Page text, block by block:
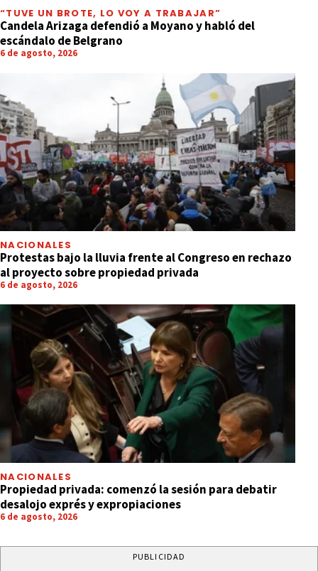
“TUVE UN BROTE, LO VOY A TRABAJAR”
Candela Arizaga defendió a Moyano y habló del
escándalo de Belgrano
6 de agosto, 2026
NACIONALES
Protestas bajo la lluvia frente al Congreso en rechazo
al proyecto sobre propiedad privada
6 de agosto, 2026
NACIONALES
Propiedad privada: comenzó la sesión para debatir
desalojo exprés y expropiaciones
6 de agosto, 2026
PUBLICIDAD